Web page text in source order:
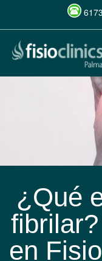
Pasar
contenido
¿Qué
en